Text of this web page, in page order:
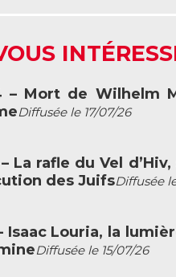
– Mort de Wilhelm
Diffusée le 17/07/26
La rafle du Vel
des JuifsDiffusée
Isaac Louria, la
Diffusée le 15/07/26